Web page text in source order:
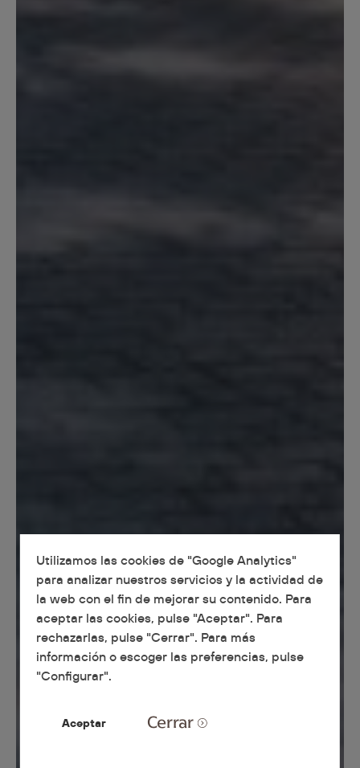
Utilizamos las cookies de "Google Analytics"
para analizar nuestros servicios y la actividad de
la web con el fin de mejorar su contenido. Para
aceptar las cookies, pulse "Aceptar". Para
rechazarlas, pulse "Cerrar". Para más
información o escoger las preferencias, pulse
"Configurar".
Aceptar Cerrar